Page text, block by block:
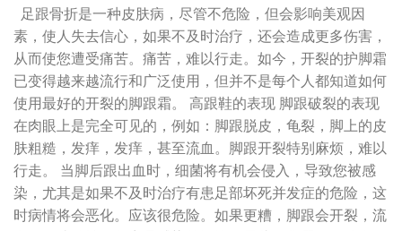
足跟骨折是一种皮肤病，尽管不危险，但会影响美观因
素，使人失去信心，如果不及时治疗，还会造成更多伤害，
从而使您遭受痛苦。痛苦，难以行走。如今，开裂的护脚霜
已变得越来越流行和广泛使用，但并不是每个人都知道如何
使用最好的开裂的脚跟霜。 高跟鞋的表现 脚跟破裂的表现
在肉眼上是完全可见的，例如：脚跟脱皮，龟裂，脚上的皮
肤粗糙，发痒，发痒，甚至流血。脚跟开裂特别麻烦，难以
行走。 当脚后跟出血时，细菌将有机会侵入，导致您被感
染，尤其是如果不及时治疗有患足部坏死并发症的危险，这
时病情将会恶化。应该很危险。如果更糟，脚跟会开裂，流